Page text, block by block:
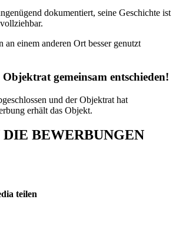
dokumentiert, seine Geschichte ist
an einem anderen Ort besser genutzt
gemeinsam entschieden!
und der Objektrat hat
erhält das Objekt.
DIE BEWERBUNGEN
teilen